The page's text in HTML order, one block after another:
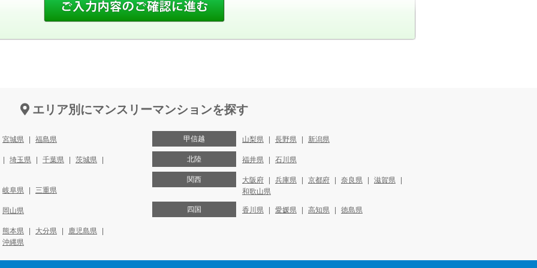
エリア別にマンスリーマンションを探す
宮城県 福島県
埼玉県 千葉県 茨城県
岐阜県 三重県
岡山県
熊本県 大分県
鹿児島県
沖縄県
甲信越 山梨県 長野県 新潟県
北陸 福井県 石川県
関西 大阪府 兵庫県 京都府 奈良県
滋賀県
和歌山県
四国 香川県 愛媛県 高知県 徳島県